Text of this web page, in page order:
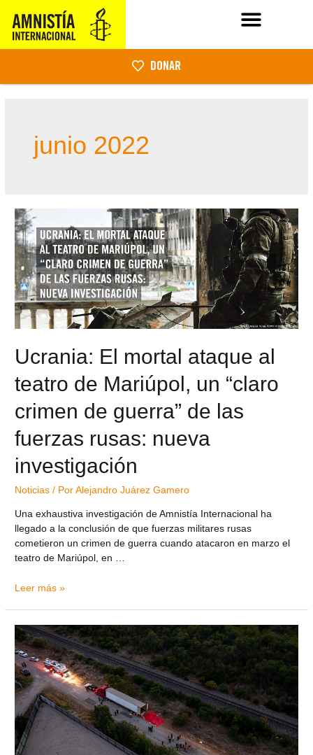
DONAR
junio 2022
Ucrania: El mortal ataque al
teatro de Mariúpol, un “claro
crimen de guerra” de las
fuerzas rusas: nueva
investigación
Noticias / PorAlejandro Juárez Gamero
Una exhaustiva investigación de Amnistía Internacional ha
llegado a la conclusión de que fuerzas militares rusas
cometieron un crimen de guerra cuando atacaron en marzo el
teatro de Mariúpol, en …
Leer más »